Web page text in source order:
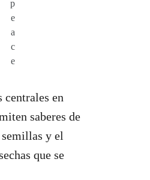
p
e
a
c
e
centrales en
saberes de
y el
que se